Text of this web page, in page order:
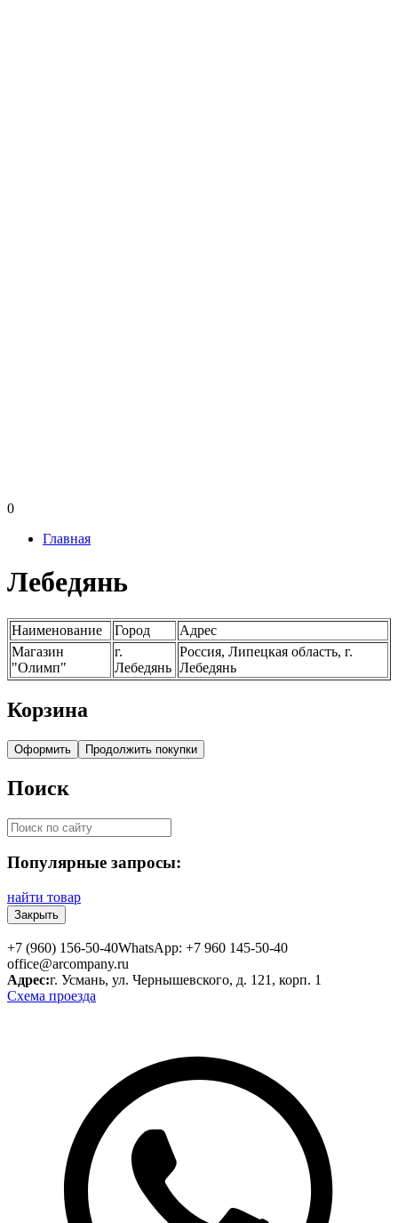
0
Главная
Лебедянь
Наименование Город
Адрес
Магазин
"Олимп"
г.
Лебедянь
Россия, Липецкая область, г.
Лебедянь
Корзина
Оформить Продолжить покупки
Поиск
Популярные запросы:
найти товар
Закрыть
+7 (960) 156-50-40WhatsApp: +7 960 145-50-40
office@arcompany.ru
Адрес:г. Усмань, ул. Чернышевского, д. 121, корп. 1
Схема проезда